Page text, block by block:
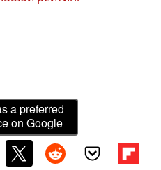
a preferred
on Google